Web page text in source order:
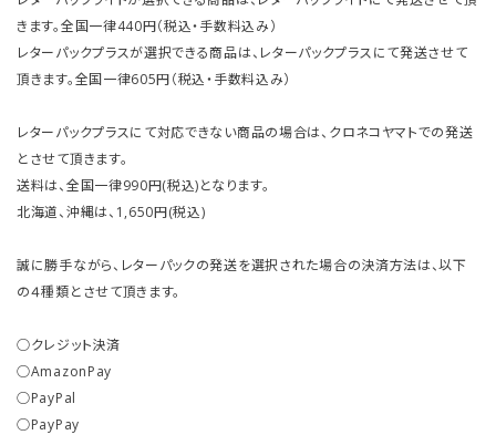
きます。全国一律440円（税込・手数料込み）
レターパックプラスが選択できる商品は、レターパックプラスにて発送させて
頂きます。全国一律605円（税込・手数料込み）
レターパックプラスにて対応できない商品の場合は、クロネコヤマトでの発送
とさせて頂きます。
送料は、全国一律990円(税込)となります。
北海道、沖縄は、1,650円(税込)
誠に勝手ながら、レターパックの発送を選択された場合の決済方法は、以下
の４種類とさせて頂きます。
○クレジット決済
○AmazonPay
○PayPal
○PayPay